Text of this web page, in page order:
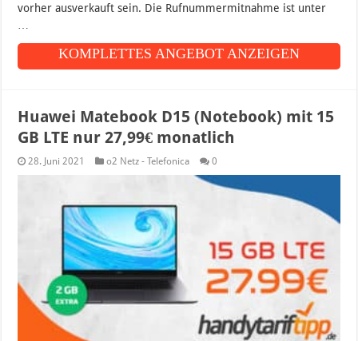
vorher ausverkauft sein. Die Rufnummermitnahme ist unter
KOMPLETTES ANGEBOT ANZEIGEN
Huawei Matebook D15 (Notebook) mit 15
GB LTE nur 27,99€ monatlich
28. Juni 2021 o2 Netz - Telefonica 0